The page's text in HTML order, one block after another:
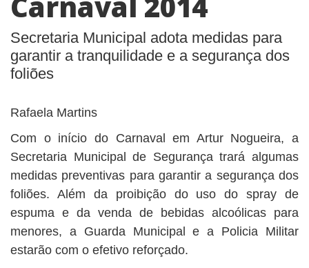
CONTATO
ANUNCIE
Secretaria Municipal adota medidas para
garantir a tranquilidade e a segurança dos
foliões
Rafaela Martins
Com o início do Carnaval em Artur Nogueira, a
Secretaria Municipal de Segurança trará algumas
medidas preventivas para garantir a segurança dos
foliões. Além da proibição do uso do spray de
espuma e da venda de bebidas alcoólicas para
menores, a Guarda Municipal e a Policia Militar
estarão com o efetivo reforçado.